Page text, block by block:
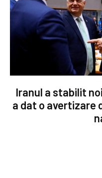
Iranul a stabilit
a dat o avertizare